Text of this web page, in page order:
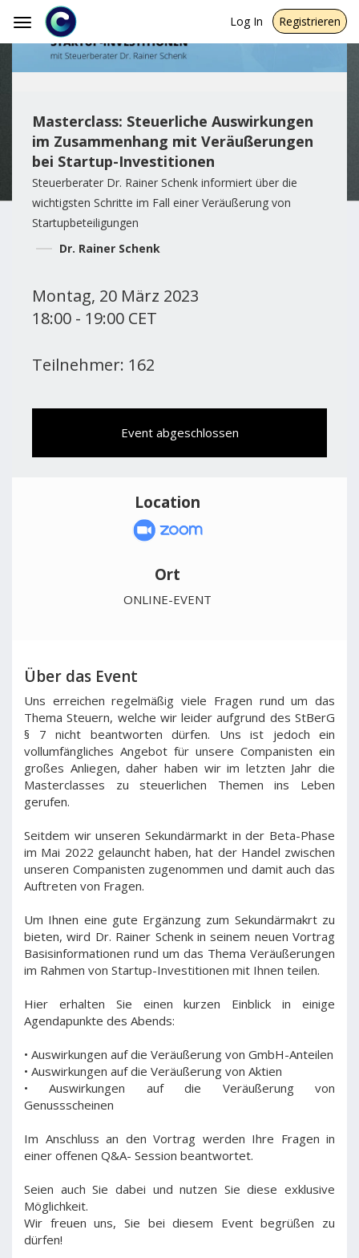
Toggle
navigation
Log In Registrieren
Masterclass: Steuerliche Auswirkungen
im Zusammenhang mit Veräußerungen
bei Startup-Investitionen
Steuerberater Dr. Rainer Schenk informiert über die
wichtigsten Schritte im Fall einer Veräußerung von
Startupbeteiligungen
Dr. Rainer Schenk
Montag, 20 März 2023
18:00 - 19:00 CET
Teilnehmer: 162
Event abgeschlossen
Über das Event
Uns erreichen regelmäßig viele Fragen rund um das
Thema Steuern, welche wir leider aufgrund des StBerG
§ 7 nicht beantworten dürfen. Uns ist jedoch ein
vollumfängliches Angebot für unsere Companisten ein
großes Anliegen, daher haben wir im letzten Jahr die
Masterclasses zu steuerlichen Themen ins Leben
gerufen.
Seitdem wir unseren Sekundärmarkt in der Beta-Phase
im Mai 2022 gelauncht haben, hat der Handel zwischen
unseren Companisten zugenommen und damit auch das
Auftreten von Fragen.
Um Ihnen eine gute Ergänzung zum Sekundärmakrt zu
bieten, wird Dr. Rainer Schenk in seinem neuen Vortrag
Basisinformationen rund um das Thema Veräußerungen
im Rahmen von Startup-Investitionen mit Ihnen teilen.
Hier erhalten Sie einen kurzen Einblick in einige
Agendapunkte des Abends:
• Auswirkungen auf die Veräußerung von GmbH-Anteilen
• Auswirkungen auf die Veräußerung von Aktien
• Auswirkungen auf die Veräußerung von
Genussscheinen
Im Anschluss an den Vortrag werden Ihre Fragen in
einer offenen Q&A- Session beantwortet.
Seien auch Sie dabei und nutzen Sie diese exklusive
Möglichkeit.
Wir freuen uns, Sie bei diesem Event begrüßen zu
dürfen!
Location
Ort
ONLINE-EVENT